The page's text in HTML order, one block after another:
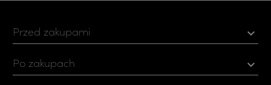
Przed zakupami 
Po zakupach 